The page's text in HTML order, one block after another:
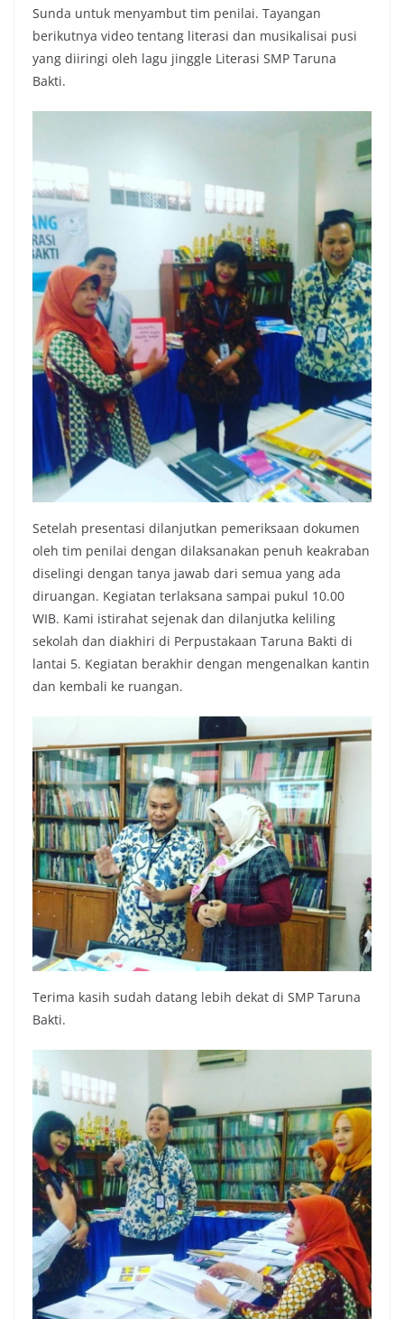
Sunda untuk menyambut tim penilai. Tayangan
berikutnya video tentang literasi dan musikalisai pusi
yang diiringi oleh lagu jinggle Literasi SMP Taruna
Bakti.
Setelah presentasi dilanjutkan pemeriksaan dokumen
oleh tim penilai dengan dilaksanakan penuh keakraban
diselingi dengan tanya jawab dari semua yang ada
diruangan. Kegiatan terlaksana sampai pukul 10.00
WIB. Kami istirahat sejenak dan dilanjutka keliling
sekolah dan diakhiri di Perpustakaan Taruna Bakti di
lantai 5. Kegiatan berakhir dengan mengenalkan kantin
dan kembali ke ruangan.
Terima kasih sudah datang lebih dekat di SMP Taruna
Bakti.